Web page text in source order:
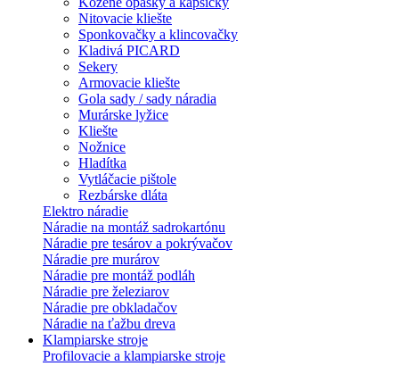
Nitovacie kliešte
Sponkovačky a klincovačky
Kladivá PICARD
Sekery
Armovacie kliešte
Gola sady / sady náradia
Murárske lyžice
Kliešte
Nožnice
Hladítka
Vytláčacie pištole
Rezbárske dláta
Elektro náradie
Náradie na montáž sadrokartónu
Náradie pre tesárov a pokrývačov
Náradie pre murárov
Náradie pre montáž podláh
Náradie pre železiarov
Náradie pre obkladačov
Náradie na ťažbu dreva
Klampiarske stroje
Profilovacie a klampiarske stroje